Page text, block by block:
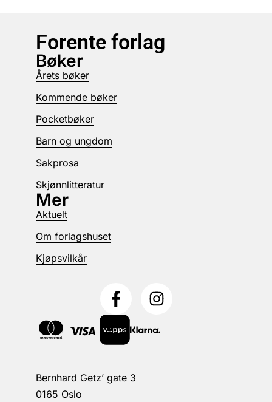
Forente forlag
Bernhard Getz’ gate 3
0165 Oslo
Bøker
Årets bøker
Kommende bøker
Pocketbøker
Barn og ungdom
Sakprosa
Skjønnlitteratur
Mer
Aktuelt
Om forlagshuset
Kjøpsvilkår